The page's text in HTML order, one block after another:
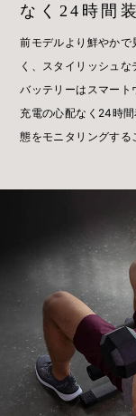
なく24時間
前モデルより鮮やか
く、スタイリッシュな
バッテリーはスマート
充電の心配なく24時
態をモニタリングする